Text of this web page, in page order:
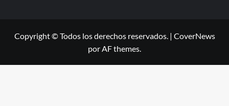
Copyright © Todos los derechos reservados. | CoverNews
por AF themes.